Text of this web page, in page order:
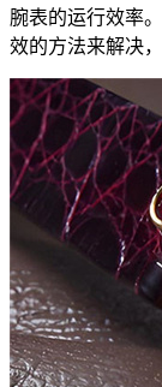
腕表的运行效率
效的方法来解决